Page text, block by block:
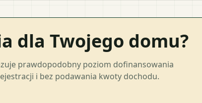
dla Twojego domu?
prawdopodobny poziom dofinansowania
i bez podawania kwoty dochodu.